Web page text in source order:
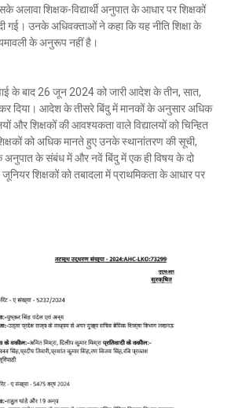
अलावा शिक्षक-विद्यार्थी अनुपात के आधार पर शिक्षकों
गई। उनके अधिवक्ताओं ने कहा कि यह नीति शिक्षा के
के अनुरूप नहीं है।
के बाद 26 जून 2024 को जारी आदेश के तीन, सात,
दिया। आदेश के तीसरे बिंदु में मानकों के अनुसार अधिक
और शिक्षकों की आवश्यकता वाले विद्यालयों को चिन्हित
को अधिक मानते हुए उनके स्थानांतरण की सूची,
अनुपात के संबंध में और नवें बिंदु में एक ही विषय के दो
शिक्षकों को तबादला में प्राथमिकता के आधार पर